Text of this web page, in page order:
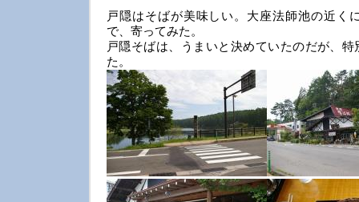
戸隠はそばが美味しい。大座法師池の近く
で、寄ってみた。
戸隠そばは、うまいと決めていたのだが、
た。